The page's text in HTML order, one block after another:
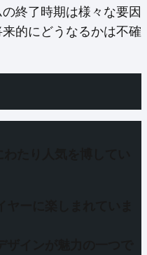
終了時期は様々な要因
的にどうなるかは不確